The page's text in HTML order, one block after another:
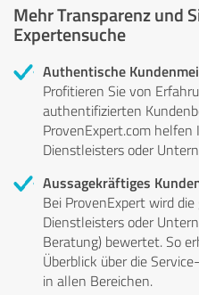
Mehr Transparenz und
Expertensuche
Authentische
Profitieren Sie von
authentifizierten
ProvenExpert.com
Dienstleisters oder
Aussagekräftiges
Bei ProvenExpert wird
Dienstleisters oder
Beratung) bewertet. So
Überblick über die
in allen Bereichen.